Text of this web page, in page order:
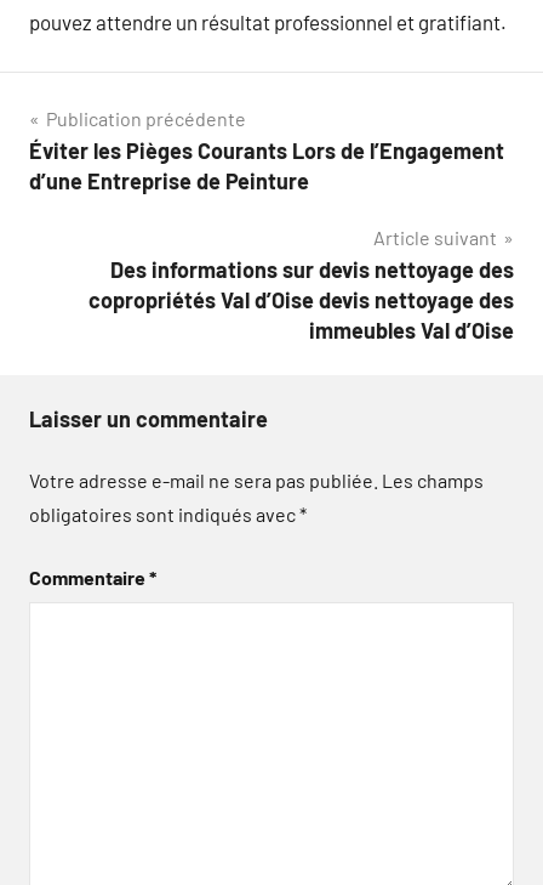
pouvez attendre un résultat professionnel et gratifiant.
Navigation
de
Publication précédente
Éviter les Pièges Courants Lors de l’Engagement
d’une Entreprise de Peinture
Article suivant
Des informations sur devis nettoyage des
copropriétés Val d’Oise devis nettoyage des
immeubles Val d’Oise
Laisser un commentaire
Votre adresse e-mail ne sera pas publiée. Les champs
obligatoires sont indiqués avec*
Commentaire*